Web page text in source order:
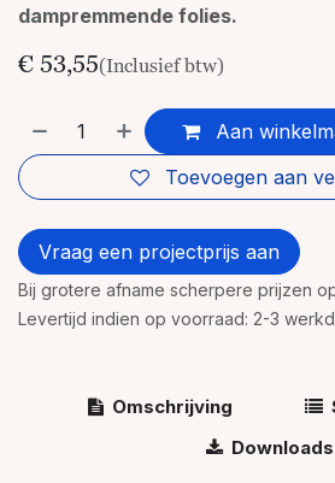
dampremmende folies.
€ 53,55(Inclusief btw)
Aan
Toevoegen aan
Vraag een projectprijs aan
Bij grotere afname scherpere prijzen
Levertijd indien op voorraad: 2-3
Omschrijving
Downloads